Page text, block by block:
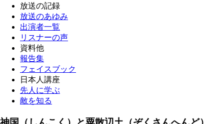
放送の記録
放送のあゆみ
出演者一覧
リスナーの声
資料他
報告集
フェイスブック
日本人講座
先人に学ぶ
敵を知る